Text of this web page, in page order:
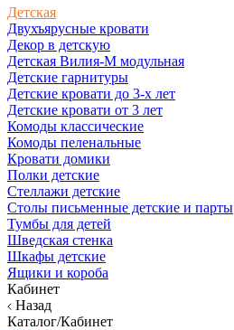
Детская
Двухъярусные кровати
Декор в детскую
Детская Вилия-М модульная
Детские гарнитуры
Детские кровати до 3-х лет
Детские кровати от 3 лет
Комоды классические
Комоды пеленальные
Кровати домики
Полки детские
Стеллажи детские
Столы письменные детские и парты
Тумбы для детей
Шведская стенка
Шкафы детские
Ящики и короба
Кабинет
Назад
Каталог/Кабинет